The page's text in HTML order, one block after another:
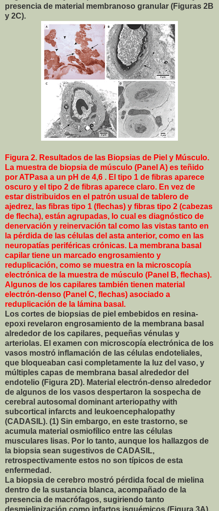
presencia de material membranoso granular (Figuras 2B
y 2C).
Figura 2. Resultados de las Biopsias de Piel y Músculo.
La muestra de biopsia de músculo (Panel A) es teñido
por ATPasa a un pH de 4,6 . El tipo 1 de fibras aparece
oscuro y el tipo 2 de fibras aparece claro. En vez de
estar distribuidos en el patrón usual de tablero de
ajedrez, las fibras tipo 1 (flechas) y fibras tipo 2 (cabezas
de flecha), están agrupadas, lo cual es diagnóstico de
denervación y reinervación tal como las vistas tanto en
la pérdida de las células del asta anterior, como en las
neuropatías periféricas crónicas. La membrana basal
capilar tiene un marcado engrosamiento y
reduplicación, como se muestra en la microscopía
electrónica de la muestra de músculo (Panel B, flechas).
Algunos de los capilares también tienen material
electrón-denso (Panel C, flechas) asociado a
reduplicación de la lámina basal.
Los cortes de biopsias de piel embebidos en resina-
epoxi revelaron engrosamiento de la membrana basal
alrededor de los capilares, pequeñas vénulas y
arteriolas. El examen con microscopía electrónica de los
vasos mostró inflamación de las células endoteliales,
que bloqueaban casi completamente la luz del vaso, y
múltiples capas de membrana basal alrededor del
endotelio (Figura 2D). Material electrón-denso alrededor
de algunos de los vasos despertaron la sospecha de
cerebral autosomal dominant arteriopathy with
subcortical infarcts and leukoencephalopathy
(CADASIL). (1) Sin embargo, en este trastorno, se
acumula material osmiofílico entre las células
musculares lisas. Por lo tanto, aunque los hallazgos de
la biopsia sean sugestivos de CADASIL,
retrospectivamente estos no son típicos de esta
enfermedad.
La biopsia de cerebro mostró pérdida focal de mielina
dentro de la sustancia blanca, acompañado de la
presencia de macrófagos, sugiriendo tanto
desmielinización como infartos isquémicos (Figura 3A).